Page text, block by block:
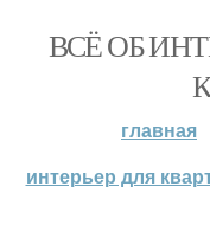
ВСЁ ОБ
главная
интерьер для